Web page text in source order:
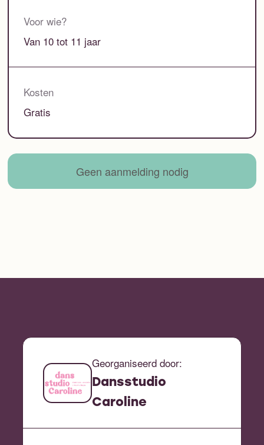
Voor wie?
Van 10 tot 11 jaar
Kosten
Gratis
Geen aanmelding nodig
Georganiseerd door:
Dansstudio
Caroline